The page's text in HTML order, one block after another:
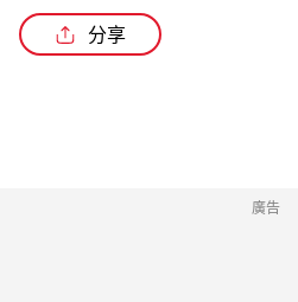
分享
廣告